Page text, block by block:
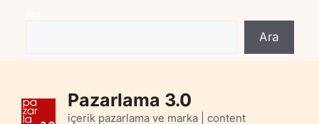
Ara
Pazarlama 3.0
içerik pazarlama ve marka | content